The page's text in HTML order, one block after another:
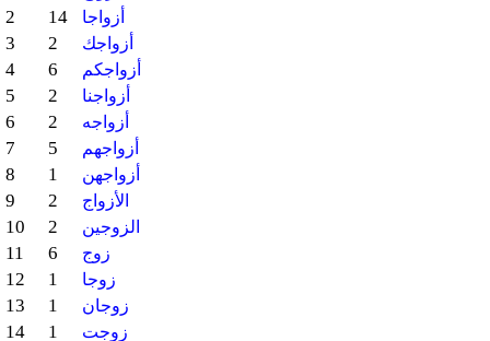
2 14 أزواجا
3 2 أزواجك
4 6 أزواجكم
5 2 أزواجنا
6 2 أزواجه
7 5 أزواجهم
8 1 أزواجهن
9 2 الأزواج
10 2 الزوجين
11 6 زوج
12 1 زوجا
13 1 زوجان
14 1 زوجت